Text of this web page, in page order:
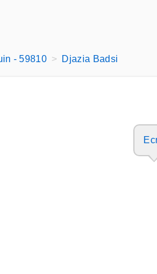
- 59810 Djazia Badsi